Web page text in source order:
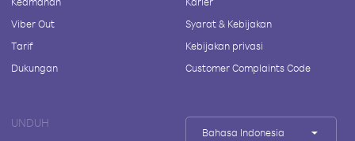
Viber Out
Tarif
Dukungan
Syarat & Kebijakan
Kebijakan privasi
Customer Complaints Code
UNDUH
Bahasa Indonesia